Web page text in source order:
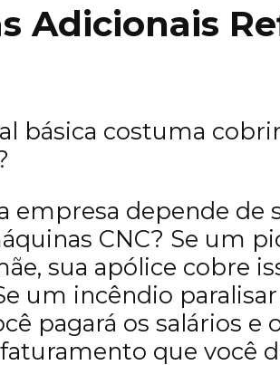
Adicionais
básica costuma
empresa depende de
CNC? Se um
sua apólice cobre
um incêndio
pagará os salários e
que você